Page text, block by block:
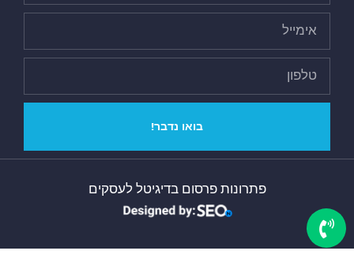
בואו נדבר!
פתרונות פרסום בדיגיטל לעסקים